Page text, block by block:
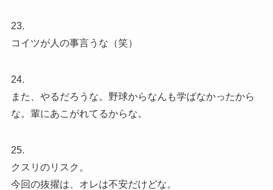
23.
コイツが人の事言うな（笑）
24.
また、やるだろうな。野球からなんも学ばなかったから
な。輩にあこがれてるからな。
25.
クスリのリスク。
今回の抜擢は、オレは不安だけどな。